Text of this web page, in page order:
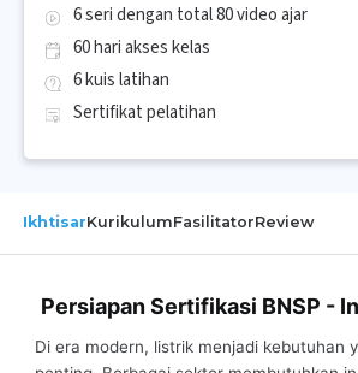
6 seri dengan total 80 video ajar
60 hari akses kelas
6 kuis latihan
Sertifikat pelatihan
IkhtisarKurikulumFasilitatorReview
Persiapan Sertifikasi BNSP -
Di era modern, listrik menjadi kebutuhan